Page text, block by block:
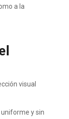
a la
visual
y sin